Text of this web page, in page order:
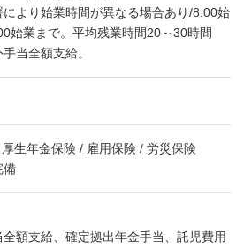
より始業時間が異なる場合あり/8:00始
始業まで。平均残業時間20～30時間
当全額支給。
生年金保険 / 雇用保険 / 労災保険
備
額支給、確定拠出年金手当、託児費用